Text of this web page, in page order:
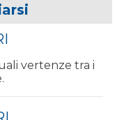
vertenze tra i